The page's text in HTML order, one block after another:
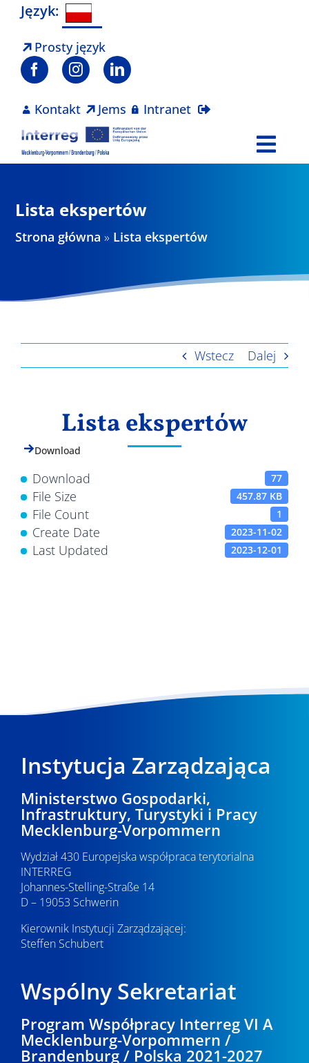
Skip
content
Język:
Prosty język
Kontakt Jems Intranet
Projekty
Lista ekspertów
Strona główna » Lista ekspertów
Wstecz Dalej
Lista ekspertów
Download
Download 77
File Size 457.87 KB
File Count 1
Create Date 2023-11-02
Last Updated 2023-12-01
Instytucja Zarządzająca
Ministerstwo Gospodarki,
Infrastruktury, Turystyki i Pracy
Mecklenburg-Vorpommern
Wydział 430 Europejska współpraca terytorialna
INTERREG
Johannes-Stelling-Straße 14
D – 19053 Schwerin
Kierownik Instytucji Zarządzającej:
Steffen Schubert
Wspólny Sekretariat
Program Współpracy Interreg VI A
Mecklenburg-Vorpommern /
Brandenburg / Polska 2021-2027